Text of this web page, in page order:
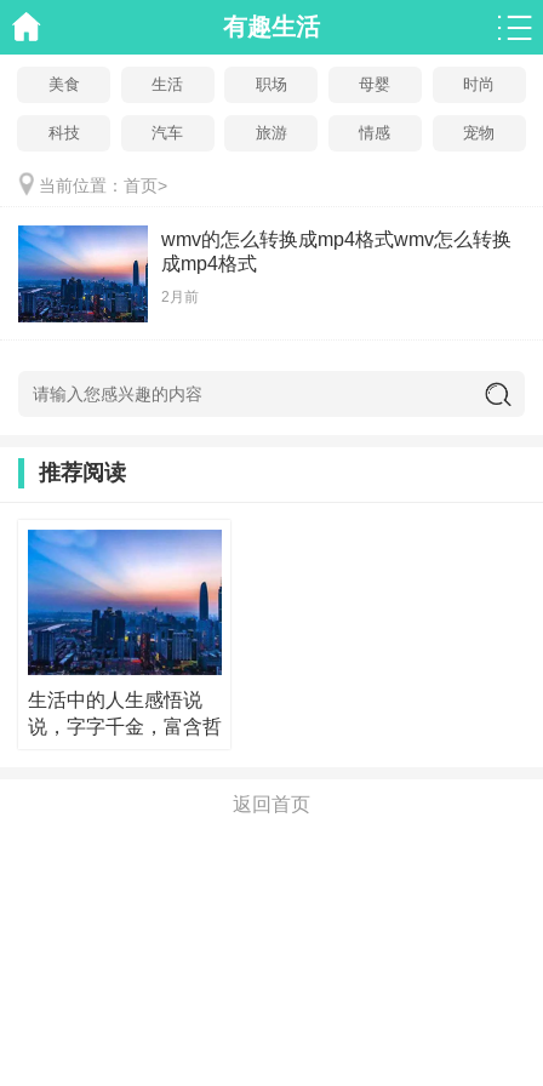
有趣生活
美食 生活 职场 母婴 时尚
科技 汽车 旅游 情感 宠物
当前位置： 首页>
wmv的怎么转换成mp4格式wmv怎么转换
成mp4格式
2月前
推荐阅读
生活中的人生感悟说
说，字字千金，富含哲
返回首页